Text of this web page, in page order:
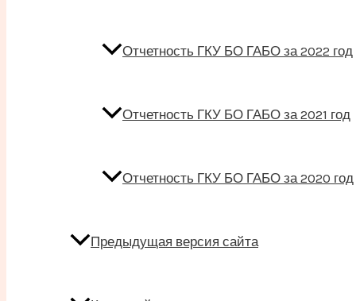
Отчетность ГКУ БО ГАБО за 2022 год
Отчетность ГКУ БО ГАБО за 2021 год
Отчетность ГКУ БО ГАБО за 2020 год
Предыдущая версия сайта